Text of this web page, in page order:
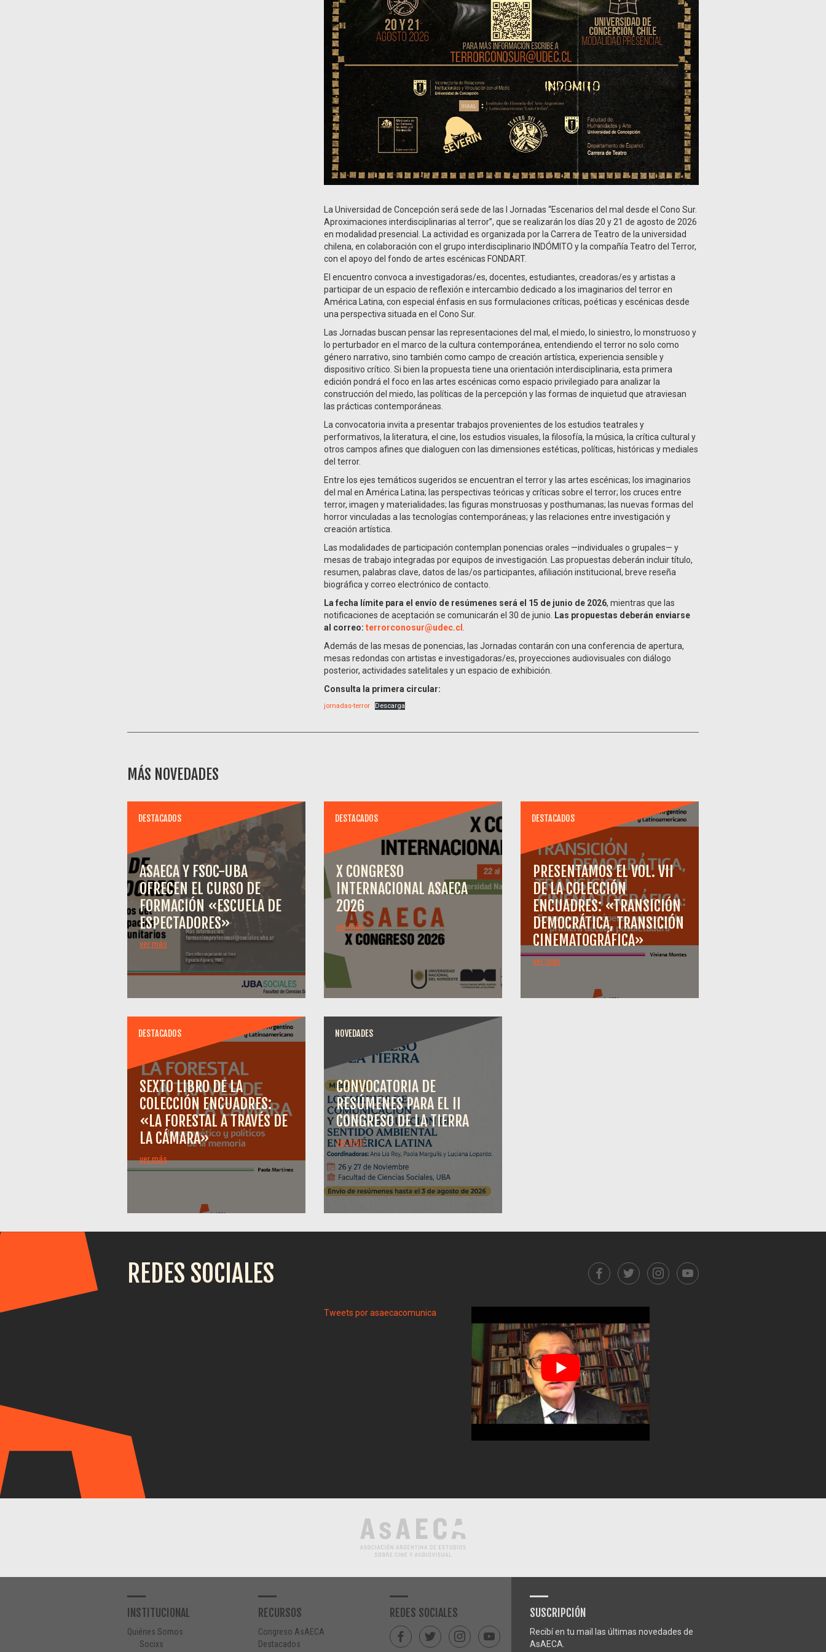
La Universidad de Concepción será sede de las I Jornadas “Escenarios del mal desde el Cono Sur.
Aproximaciones interdisciplinarias al terror”, que se realizarán los días 20 y 21 de agosto de 2026
en modalidad presencial. La actividad es organizada por la Carrera de Teatro de la universidad
chilena, en colaboración con el grupo interdisciplinario INDÓMITO y la compañía Teatro del Terror,
con el apoyo del fondo de artes escénicas FONDART.
El encuentro convoca a investigadoras/es, docentes, estudiantes, creadoras/es y artistas a
participar de un espacio de reflexión e intercambio dedicado a los imaginarios del terror en
América Latina, con especial énfasis en sus formulaciones críticas, poéticas y escénicas desde
una perspectiva situada en el Cono Sur.
Las Jornadas buscan pensar las representaciones del mal, el miedo, lo siniestro, lo monstruoso y
lo perturbador en el marco de la cultura contemporánea, entendiendo el terror no solo como
género narrativo, sino también como campo de creación artística, experiencia sensible y
dispositivo crítico. Si bien la propuesta tiene una orientación interdisciplinaria, esta primera
edición pondrá el foco en las artes escénicas como espacio privilegiado para analizar la
construcción del miedo, las políticas de la percepción y las formas de inquietud que atraviesan
las prácticas contemporáneas.
La convocatoria invita a presentar trabajos provenientes de los estudios teatrales y
performativos, la literatura, el cine, los estudios visuales, la filosofía, la música, la crítica cultural y
otros campos afines que dialoguen con las dimensiones estéticas, políticas, históricas y mediales
del terror.
Entre los ejes temáticos sugeridos se encuentran el terror y las artes escénicas; los imaginarios
del mal en América Latina; las perspectivas teóricas y críticas sobre el terror; los cruces entre
terror, imagen y materialidades; las figuras monstruosas y posthumanas; las nuevas formas del
horror vinculadas a las tecnologías contemporáneas; y las relaciones entre investigación y
creación artística.
Las modalidades de participación contemplan ponencias orales —individuales o grupales— y
mesas de trabajo integradas por equipos de investigación. Las propuestas deberán incluir título,
resumen, palabras clave, datos de las/os participantes, afiliación institucional, breve reseña
biográfica y correo electrónico de contacto.
La fecha límite para el envío de resúmenes será el 15 de junio de 2026, mientras que las
notificaciones de aceptación se comunicarán el 30 de junio. Las propuestas deberán enviarse
al correo: terrorconosur@udec.cl .
Además de las mesas de ponencias, las Jornadas contarán con una conferencia de apertura,
mesas redondas con artistas e investigadoras/es, proyecciones audiovisuales con diálogo
posterior, actividades satelitales y un espacio de exhibición.
Consulta la primera circular:
jornadas-terror Descarga
MÁS NOVEDADES
DESTACADOS
ASAECA Y FSOC-UBA
OFRECEN EL CURSO DE
FORMACIÓN «ESCUELA DE
ESPECTADORES»
ver más
DESTACADOS
X CONGRESO
INTERNACIONAL ASAECA
2026
ver más
DESTACADOS
PRESENTAMOS EL VOL. VII
DE LA COLECCIÓN
ENCUADRES: «TRANSICIÓN
DEMOCRÁTICA, TRANSICIÓN
CINEMATOGRÁFICA»
ver más
DESTACADOS
SEXTO LIBRO DE LA
COLECCIÓN ENCUADRES:
«LA FORESTAL A TRAVÉS DE
LA CÁMARA»
ver más
NOVEDADES
CONVOCATORIA DE
RESÚMENES PARA EL II
CONGRESO DE LA TIERRA
ver más
REDES SOCIALES
Tweets por asaecacomunica
INSTITUCIONAL
Quiénes Somos
Socixs
RECURSOS
Congreso AsAECA
Destacados
REDES SOCIALES SUSCRIPCIÓN
Recibí en tu mail las últimas novedades de
AsAECA.